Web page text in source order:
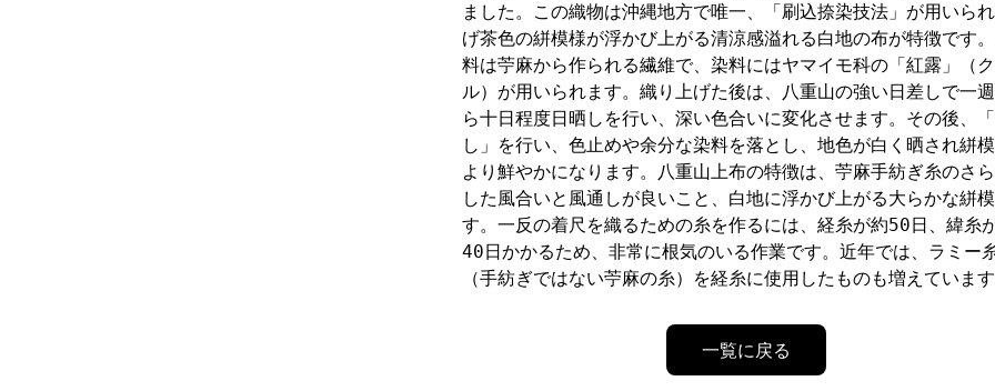
ました。この織物は沖縄地方で唯一、「刷込捺染技法」が用いら
げ茶色の絣模様が浮かび上がる清涼感溢れる白地の布が特徴です
料は苧麻から作られる繊維で、染料にはヤマイモ科の「紅露」（
ル）が用いられます。織り上げた後は、八重山の強い日差しで一
ら十日程度日晒しを行い、深い色合いに変化させます。その後、
し」を行い、色止めや余分な染料を落とし、地色が白く晒され絣
より鮮やかになります。八重山上布の特徴は、苧麻手紡ぎ糸のさ
した風合いと風通しが良いこと、白地に浮かび上がる大らかな絣
す。一反の着尺を織るための糸を作るには、経糸が約50日、緯糸
40日かかるため、非常に根気のいる作業です。近年では、ラミー
（手紡ぎではない苧麻の糸）を経糸に使用したものも増えています
一覧に戻る